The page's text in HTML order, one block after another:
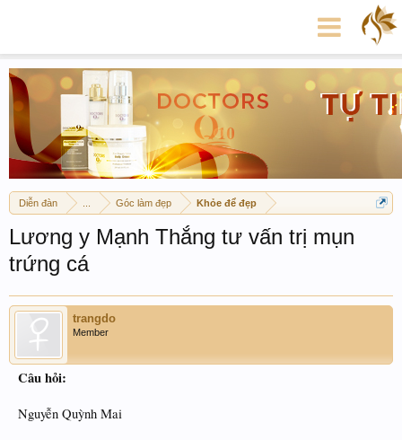
Diễn đàn Góc làm đẹp Khỏe để đẹp
Lương y Mạnh Thắng tư vấn trị mụn
trứng cá
trangdo
Member
Câu hỏi:
Nguyễn Quỳnh Mai